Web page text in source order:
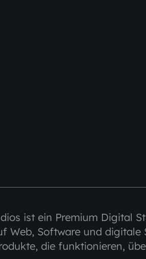
ist ein Premium Digital
Web, Software und digitale
die funktionieren,